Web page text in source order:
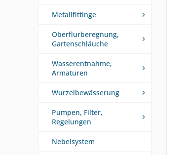
Metallfittinge
Oberflurberegnung,
Gartenschläuche
Wasserentnahme,
Armaturen
Wurzelbewässerung
Pumpen, Filter,
Regelungen
Nebelsystem